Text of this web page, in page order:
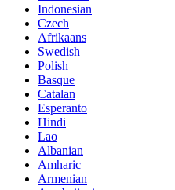
Indonesian
Czech
Afrikaans
Swedish
Polish
Basque
Catalan
Esperanto
Hindi
Lao
Albanian
Amharic
Armenian